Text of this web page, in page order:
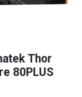
Thor
80PLUS